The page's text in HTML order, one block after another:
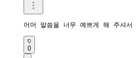
어머 말씀을 너무 예쁘게 해 주셔
0